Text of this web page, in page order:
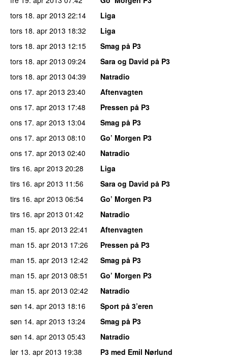
tors 18. apr 2013 22:14
Liga
tors 18. apr 2013 18:32
Liga
tors 18. apr 2013 12:15
Smag på P3
tors 18. apr 2013 09:24
Sara og David på P3
tors 18. apr 2013 04:39
Natradio
ons 17. apr 2013 23:40
Aftenvagten
ons 17. apr 2013 17:48
Pressen på P3
ons 17. apr 2013 13:04
Smag på P3
ons 17. apr 2013 08:10
Go’ Morgen P3
ons 17. apr 2013 02:40
Natradio
tirs 16. apr 2013 20:28
Liga
tirs 16. apr 2013 11:56
Sara og David på P3
tirs 16. apr 2013 06:54
Go’ Morgen P3
tirs 16. apr 2013 01:42
Natradio
man 15. apr 2013 22:41
Aftenvagten
man 15. apr 2013 17:26
Pressen på P3
man 15. apr 2013 12:42
Smag på P3
man 15. apr 2013 08:51
Go’ Morgen P3
man 15. apr 2013 02:42
Natradio
søn 14. apr 2013 18:16
Sport på 3’eren
søn 14. apr 2013 13:24
Smag på P3
søn 14. apr 2013 05:43
Natradio
lør 13. apr 2013 19:38
P3 med Emil Nørlund